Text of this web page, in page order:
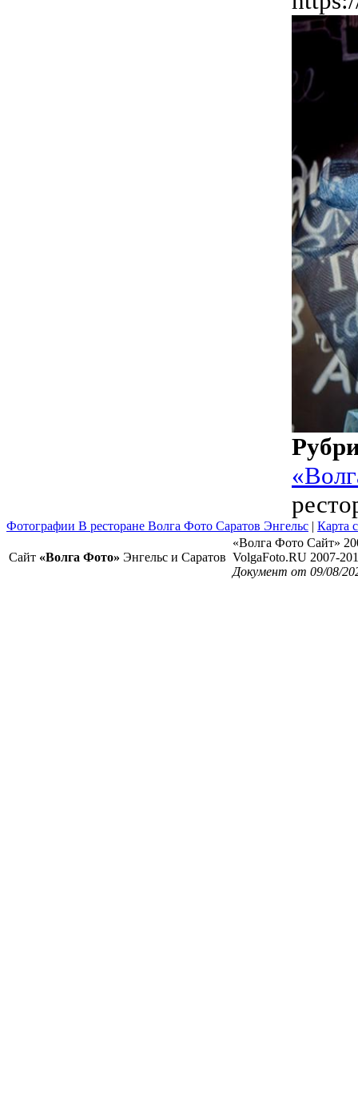
Фотографии В ресторане Волга Фото Саратов Энгельс | Карта
Сайт «Волга Фото» Энгельс и Саратов
«Волга Фото Сайт»
VolgaFoto.RU 2007-
Документ от 09/08/